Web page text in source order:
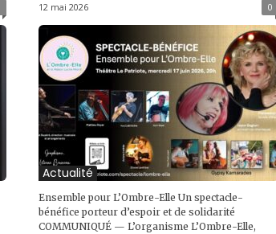
12 mai 2026 0
Actualité
Ensemble pour L’Ombre-Elle Un spectacle-
bénéfice porteur d’espoir et de solidarité
COMMUNIQUÉ — L’organisme L’Ombre-Elle,